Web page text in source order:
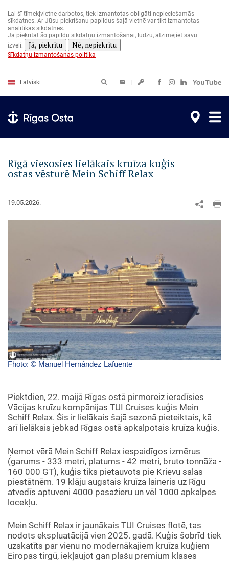
galveno
saturu
Lai šī tīmekļvietne darbotos, tiek izmantotas obligāti nepieciešamās
sīkdatnes. Ar Jūsu piekrišanu papildus šajā vietnē var tikt izmantotas
analītikas sīkdatnes.
Ja piekrītat šo papildu sīkdatņu izmantošanai, lūdzu, atzīmējiet savu
izvēli:
Jā, piekrītu Nē, nepiekrītu
Sīkdatņu izmantošanas politika
Latviski
Rīgā viesosies lielākais kruīza kuģis
ostas vēsturē Mein Schiff Relax
19.05.2026.
Fhoto: © Manuel Hernández Lafuente
Piektdien, 22. maijā Rīgas ostā pirmoreiz ieradīsies
Vācijas kruīzu kompānijas TUI Cruises kuģis Mein
Schiff Relax. Šis ir lielākais šajā sezonā pieteiktais, kā
arī lielākais jebkad Rīgas ostā apkalpotais kruīza kuģis.
Ņemot vērā Mein Schiff Relax iespaidīgos izmērus
(garums - 333 metri, platums - 42 metri, bruto tonnāža -
160 000 GT), kuģis tiks pietauvots pie Krievu salas
piestātnēm. 19 klāju augstais kruīza laineris uz Rīgu
atvedīs aptuveni 4000 pasažieru un vēl 1000 apkalpes
locekļu.
Mein Schiff Relax ir jaunākais TUI Cruises flotē, tas
nodots ekspluatācijā vien 2025. gadā. Kuģis šobrīd tiek
uzskatīts par vienu no modernākajiem kruīza kuģiem
Eiropas tirgū, iekļaujot gan plašu premium klases